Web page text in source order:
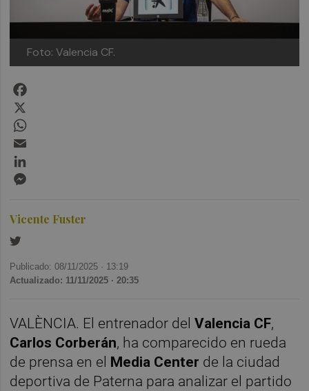
Foto: Valencia CF.
Vicente Fuster
Publicado: 08/11/2025 · 13:19
Actualizado: 11/11/2025 · 20:35
VALÈNCIA. El entrenador delValencia CF,
Carlos Corberán, ha comparecido en rueda
de prensa en el Media Center de la ciudad
deportiva de Paterna para analizar el partido